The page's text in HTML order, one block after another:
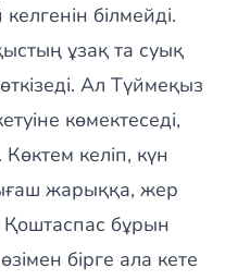
білмейді.
ұзақ та суық
Ал Түймеқыз
көмектеседі,
келіп, күн
жарыққа, жер
бұрын
бірге ала кете